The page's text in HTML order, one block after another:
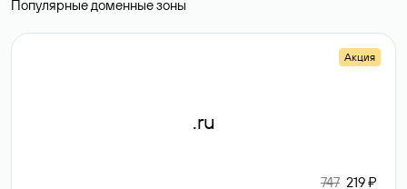
Популярные доменные зоны
Акция
.ru
747 219 ₽